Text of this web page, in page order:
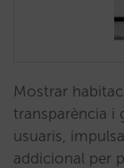
Mostrar
transparència i
usuaris,
addicional per